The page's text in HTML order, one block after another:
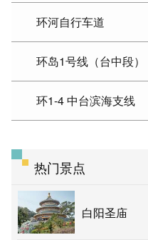
环河自行车道
环岛1号线（台中段）
环1-4 中台滨海支线
热门景点
白阳圣庙